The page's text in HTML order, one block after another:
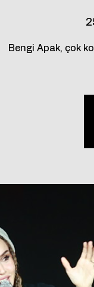
Bengi Apak, çok